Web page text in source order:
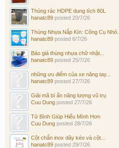
Thùng rác HDPE dung tích 80L
hanatc89 posted 20/7/26
Thùng Nhựa Nắp Kín: Công Cụ Nhỏ...
hanatc89 posted 6/7/26
Báo giá thùng nhựa chữ nhật...
hanatc89 posted 25/7/26
những ưu điểm của xe nâng tay...
hanatc89 posted 27/7/26
Giải mã bí ẩn năng lượng vũ trụ
Cuu Dung posted 27/7/26
Tử Bình Giúp Hiểu Mình Hơn
Cuu Dung posted 28/7/26
Cột chắn inox dây kéo và cột...
hanatc89 posted 29/7/26